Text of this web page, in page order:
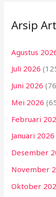
Arsip
Agustus
Juli 2026
Juni 2026
Mei 2026
Februari
Januari 2026
Desember
November
Oktober